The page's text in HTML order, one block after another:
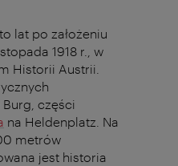
lat po założeniu
1918 r., w
Historii Austrii.
części
na Heldenplatz. Na
metrów
jest historia